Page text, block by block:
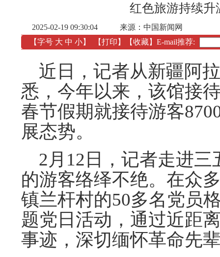
红色旅游持续升
2025-02-19 09:30:04
来源：中国新闻网
【字号 大 中 小】 【打印 】 【收藏】 E-mail推荐:
近日，记者从新疆阿
悉，今年以来，该馆接
春节假期就接待游客
展态势。
2月12日，记者走进三
的游客络绎不绝。在众
镇兰杆村的50多名党员
题党日活动，通过近距
事迹，深切缅怀革命先